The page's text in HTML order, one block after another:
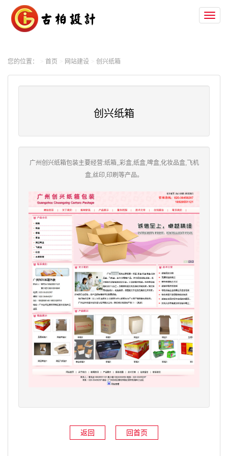
您的位置： 首页 网站建设 创兴纸箱
创兴纸箱
广州创兴纸箱包装主要经营:纸箱,,彩盒,纸盒,啤盒,化妆品盒,飞机
盒,丝印,印刷等产品。
返回 回首页